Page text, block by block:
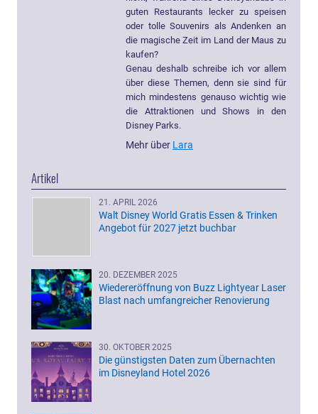
guten Restaurants lecker zu speisen
oder tolle Souvenirs als Andenken an
die magische Zeit im Land der Maus zu
kaufen?
Genau deshalb schreibe ich vor allem
über diese Themen, denn sie sind für
mich mindestens genauso wichtig wie
die Attraktionen und Shows in den
Disney Parks.
Mehr über Lara
Artikel
21. APRIL 2026
Walt Disney World Gratis Essen & Trinken
Angebot für 2027 jetzt buchbar
20. DEZEMBER 2025
Wiedereröffnung von Buzz Lightyear Laser
Blast nach umfangreicher Renovierung
30. OKTOBER 2025
Die günstigsten Daten zum Übernachten
im Disneyland Hotel 2026